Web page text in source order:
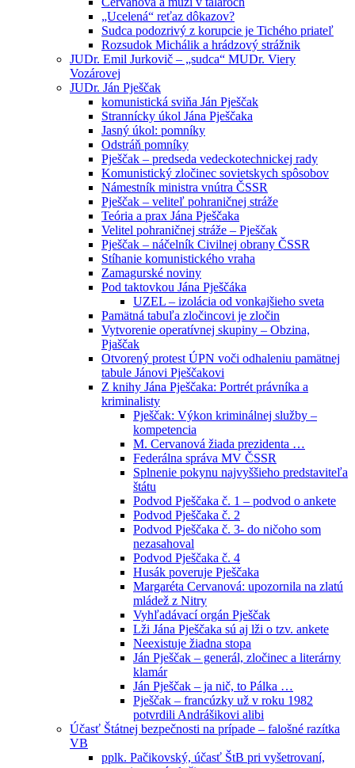
„Ucelená“ reťaz dôkazov?
Sudca podozrivý z korupcie je Tichého priateľ
Rozsudok Michálik a hrádzový strážnik
JUDr. Emil Jurkovič – „sudca“ MUDr. Viery
Vozárovej
JUDr. Ján Pješčak
komunistická sviňa Ján Pješčak
Strannícky úkol Jána Pješčaka
Jasný úkol: pomníky
Odstráň pomníky
Pješčak – predseda vedeckotechnickej rady
Komunistický zločinec sovietskych spôsobov
Námestník ministra vnútra ČSSR
Pješčak – veliteľ pohraničnej stráže
Teória a prax Jána Pješčaka
Velitel pohraničnej stráže – Pješčak
Pješčak – náčelník Civilnej obrany ČSSR
Stíhanie komunistického vraha
Zamagurské noviny
Pod taktovkou Jána Pješčáka
UZEL – izolácia od vonkajšieho sveta
Pamätná tabuľa zločincovi je zločin
Vytvorenie operatívnej skupiny – Obzina,
Pjaščak
Otvorený protest ÚPN voči odhaleniu pamätnej
tabule Jánovi Pješčakovi
Z knihy Jána Pješčaka: Portrét právníka a
kriminalisty
Pješčak: Výkon kriminálnej služby –
kompetencia
M. Cervanová žiada prezidenta …
Federálna správa MV ČSSR
Splnenie pokynu najvyššieho predstaviteľa
štátu
Podvod Pješčaka č. 1 – podvod o ankete
Podvod Pješčaka č. 2
Podvod Pješčaka č. 3- do ničoho som
nezasahoval
Podvod Pješčaka č. 4
Husák poveruje Pješčaka
Margaréta Cervanová: upozornila na zlatú
mládež z Nitry
Vyhľadávací orgán Pješčak
Lži Jána Pješčaka sú aj lži o tzv. ankete
Neexistuje žiadna stopa
Ján Pješčak – generál, zločinec a literárny
klamár
Ján Pješčak – ja nič, to Pálka …
Pješčak – francúzky už v roku 1982
potvrdili Andrášikovi alibi
Účasť Štátnej bezpečnosti na prípade – falošné razítka
VB
pplk. Pačikovský, účasť ŠtB pri vyšetrovaní,